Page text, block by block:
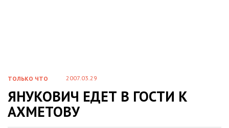
ТОЛЬКО ЧТО 2007.03.29
ЯНУКОВИЧ ЕДЕТ В ГОСТИ К
АХМЕТОВУ